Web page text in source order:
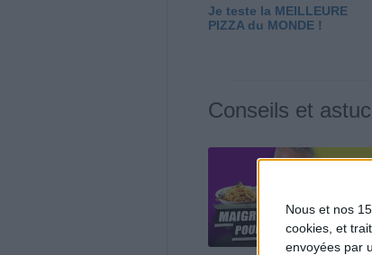
Nous et nos
cookies, et
envoyées par
Je teste la MEILLEURE
PIZZA du MONDE !
Conseils et